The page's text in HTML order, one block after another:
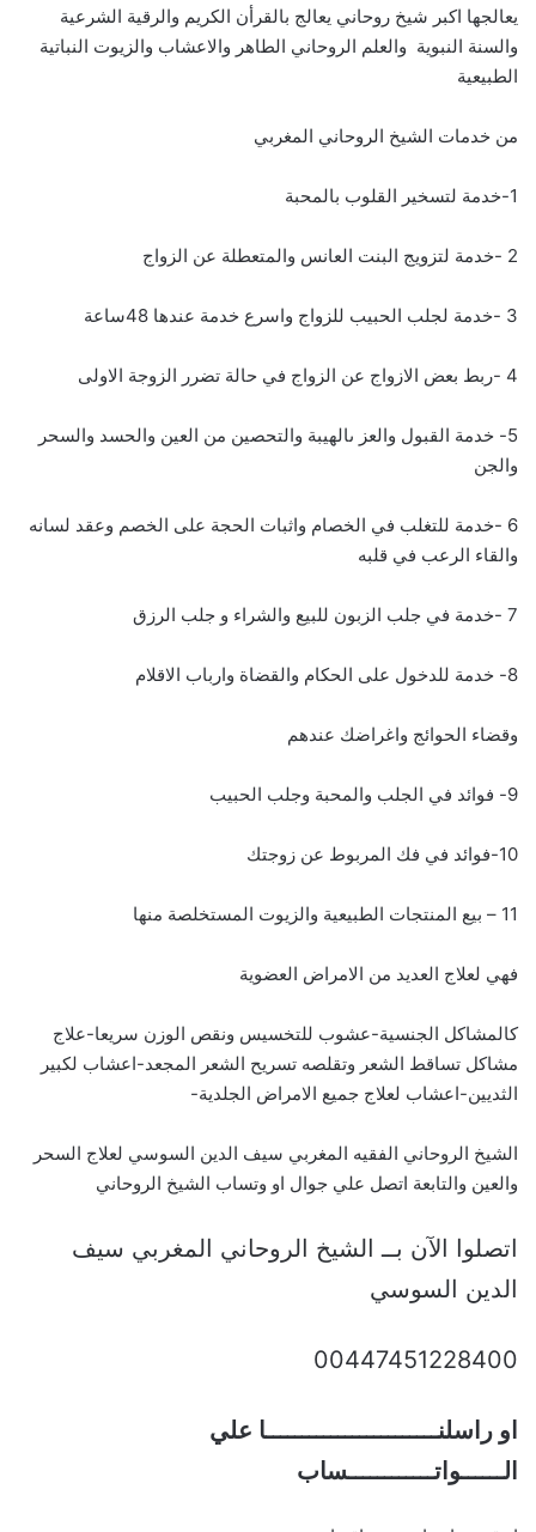
يعالجها اكبر شيخ روحاني يعالج بالقرأن الكريم والرقية الشرعية
والسنة النبوية والعلم الروحاني الطاهر والاعشاب والزيوت النباتية
الطبيعية
من خدمات الشيخ الروحاني المغربي
1-خدمة لتسخير القلوب بالمحبة
2 -خدمة لتزويج البنت العانس والمتعطلة عن الزواج
3 -خدمة لجلب الحبيب للزواج واسرع خدمة عندها 48ساعة
4 -ربط بعض الازواج عن الزواج في حالة تضرر الزوجة الاولى
5- خدمة القبول والعز ىالهيبة والتحصين من العين والحسد والسحر
والجن
6 -خدمة للتغلب في الخصام واثبات الحجة على الخصم وعقد لسانه
والقاء الرعب في قلبه
7 -خدمة في جلب الزبون للبيع والشراء و جلب الرزق
8- خدمة للدخول على الحكام والقضاة وارباب الاقلام
وقضاء الحوائج واغراضك عندهم
9- فوائد في الجلب والمحبة وجلب الحبيب
10-فوائد في فك المربوط عن زوجتك
11 – بيع المنتجات الطبيعية والزيوت المستخلصة منها
فهي لعلاج العديد من الامراض العضوية
كالمشاكل الجنسية-عشوب للتخسيس ونقص الوزن سريعا-علاج
مشاكل تساقط الشعر وتقلصه تسريح الشعر المجعد-اعشاب لكبير
الثديين-اعشاب لعلاج جميع الامراض الجلدية-
الشيخ الروحاني الفقيه المغربي سيف الدين السوسي لعلاج السحر
والعين والتابعة اتصل علي جوال او وتساب الشيخ الروحاني
اتصلوا الآن بــ الشيخ الروحاني المغربي سيف
الدين السوسي
00447451228400
او راسلنــــــــــــــــــــــــا علي
الــــــواتــــــــــــساب